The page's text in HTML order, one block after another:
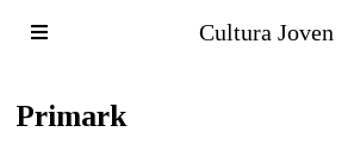
Cultura Joven
Primark